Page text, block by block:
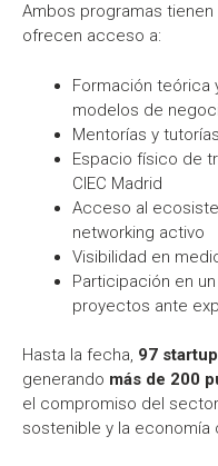
Ambos programas tienen
ofrecen acceso a:
Formación teórica
modelos de
Mentorías y
Espacio físico de
CIEC Madrid
Acceso al
networking activo
Visibilidad en
Participación en
proyectos ante
Hasta la fecha, 97
generando más de 200
el compromiso del
sostenible y la economía